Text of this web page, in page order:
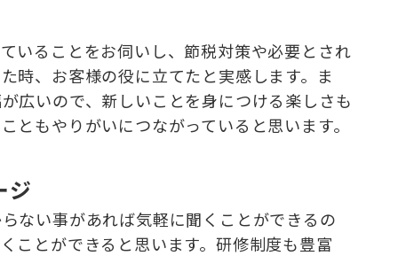
いることをお伺いし、節税対策や必要とされ
時、お客様の役に立てたと実感します。ま
広いので、新しいことを身につける楽しさも
ともやりがいにつながっていると思います。
ジ
ない事があれば気軽に聞くことができるの
ことができると思います。研修制度も豊富